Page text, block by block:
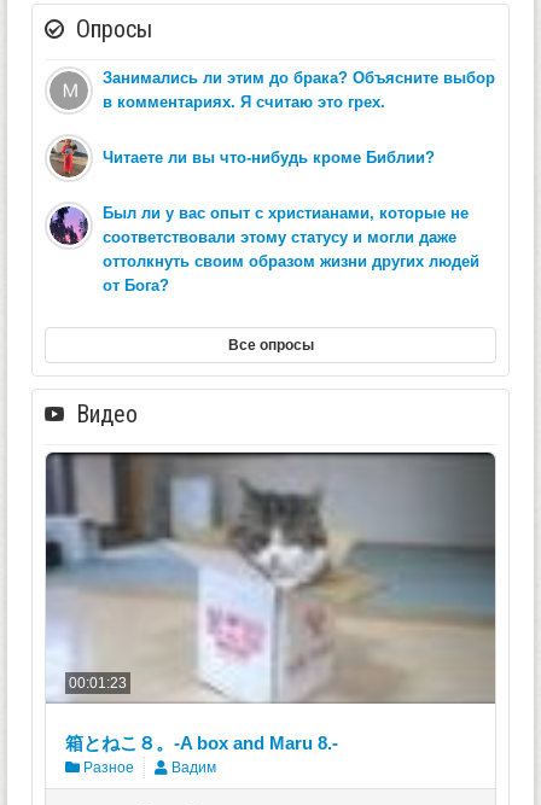
Опросы
Занимались ли этим до брака? Объясните выбор
в комментариях. Я считаю это грех.
Читаете ли вы что-нибудь кроме Библии?
Был ли у вас опыт с христианами, которые не
соответствовали этому статусу и могли даже
оттолкнуть своим образом жизни других людей
от Бога?
Все опросы
Видео
00:01:23
箱とねこ８。-A box and Maru 8.-
Разное Вадим